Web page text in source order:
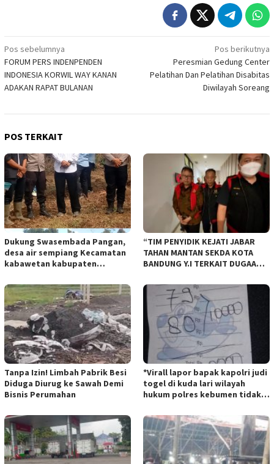
Navigasi
pos
Pos sebelumnya
FORUM PERS INDENPENDEN
INDONESIA KORWIL WAY KANAN
ADAKAN RAPAT BULANAN
Pos berikutnya
Peresmian Gedung Center
Pelatihan Dan Pelatihan Disabitas
Diwilayah Soreang
POS TERKAIT
Dukung Swasembada Pangan,
desa air sempiang Kecamatan
kabawetan kabupaten
28 mei 2025
“TIM PENYIDIK KEJATI JABAR
TAHAN MANTAN SEKDA KOTA
BANDUNG Y.I TERKAIT DUGAAN
BANDUNG”.
Tanpa Izin! Limbah Pabrik Besi
Diduga Diurug ke Sawah Demi
Bisnis Perumahan
*Virall lapor bapak kapolri judi
togel di kuda lari wilayah
hukum polres kebumen tidak